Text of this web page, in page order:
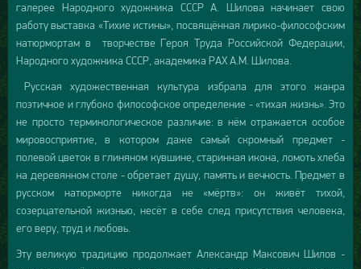
галерее Народного художника СССР А. Шилова начинает свою
работу выставка «Тихие истины», посвящённая лирико-философским
натюрмортам в творчестве Героя Труда Российской Федерации,
Народного художника СССР, академика РАХ А.М. Шилова.
Русская художественная культура избрала для этого жанра
поэтичное и глубоко философское определение - «тихая жизнь». Это
не просто терминологическое различие: в нём отражается особое
мировосприятие, в котором даже самый скромный предмет -
полевой цветок в глиняном кувшине, старинная икона, ломоть хлеба
на деревянном столе - обретает душу, память и вечность. Предмет в
русском натюрморте никогда не «мёртв»: он живёт тихой,
созерцательной жизнью, несёт в себе след присутствия человека,
его веру, труд и любовь.
Эту великую традицию продолжает Александр Максович Шилов -